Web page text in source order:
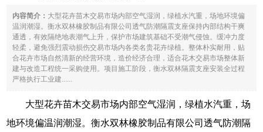
内容简介： 大型花卉苗木交易市场内部空气湿润，绿植水汽重，场地环境偏
温润潮湿。衡水双林橡胶制品有限公司透气防潮隔震支座保持内部结构干爽
通透，有效隔绝地表潮气上升，保护市场建筑基础不受潮气侵蚀。缓冲力度
轻柔，避免强烈震动损伤交易市场内各类名贵花卉绿植。整体朴实耐用，贴
合花卉市场自然清新的经营环境，造价经济合理，适合花木交易市场整体新
建与改造工程统一采购使用。项目施工阶段，衡水双林隔震支座安装全过程
严格执行工业建......
大型花卉苗木交易市场内部空气湿润，绿植水汽重，场
地环境偏温润潮湿。衡水双林橡胶制品有限公司透气防潮隔